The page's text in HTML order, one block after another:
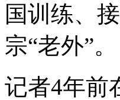
国训练、
宗“老外”。
记者4年前